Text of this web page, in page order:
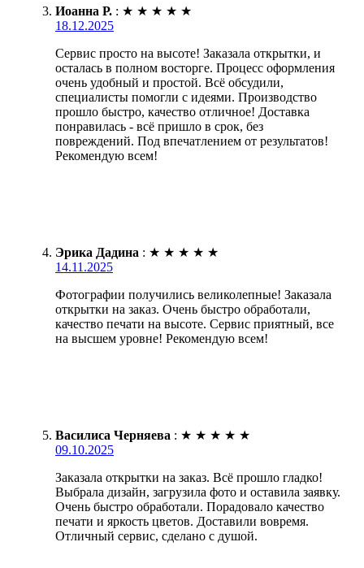
Иоанна Р. : ★ ★ ★ ★ ★
18.12.2025
Сервис просто на высоте! Заказала открытки, и
осталась в полном восторге. Процесс оформления
очень удобный и простой. Всё обсудили,
специалисты помогли с идеями. Производство
прошло быстро, качество отличное! Доставка
понравилась - всё пришло в срок, без
повреждений. Под впечатлением от результатов!
Рекомендую всем!
Эрика Дадина : ★ ★ ★ ★ ★
14.11.2025
Фотографии получились великолепные! Заказала
открытки на заказ. Очень быстро обработали,
качество печати на высоте. Сервис приятный, все
на высшем уровне! Рекомендую всем!
Василиса Черняева : ★ ★ ★ ★ ★
09.10.2025
Заказала открытки на заказ. Всё прошло гладко!
Выбрала дизайн, загрузила фото и оставила заявку.
Очень быстро обработали. Порадовало качество
печати и яркость цветов. Доставили вовремя.
Отличный сервис, сделано с душой.